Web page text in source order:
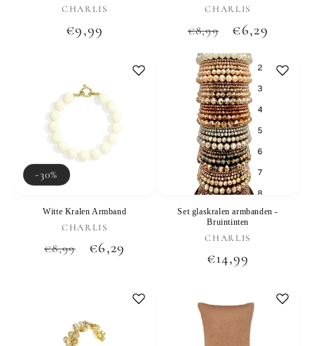
Verkoper:
CHARLIS
Normale
€9,99
Verkoper:
CHARLIS
Normale
prijs
€8,99 €6,29
-30%
Witte Kralen Armband
Verkoper:
CHARLIS
Normale
€8,99 Aanbiedingsprijs
€6,29
Set glaskralen armbanden -
Bruintinten
Verkoper:
CHARLIS
Normale
€14,99